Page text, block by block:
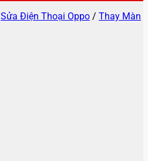
Sửa Điện Thoại Oppo / Thay Màn